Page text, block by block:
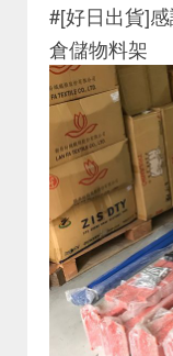
#[好日出貨]
倉儲物料架